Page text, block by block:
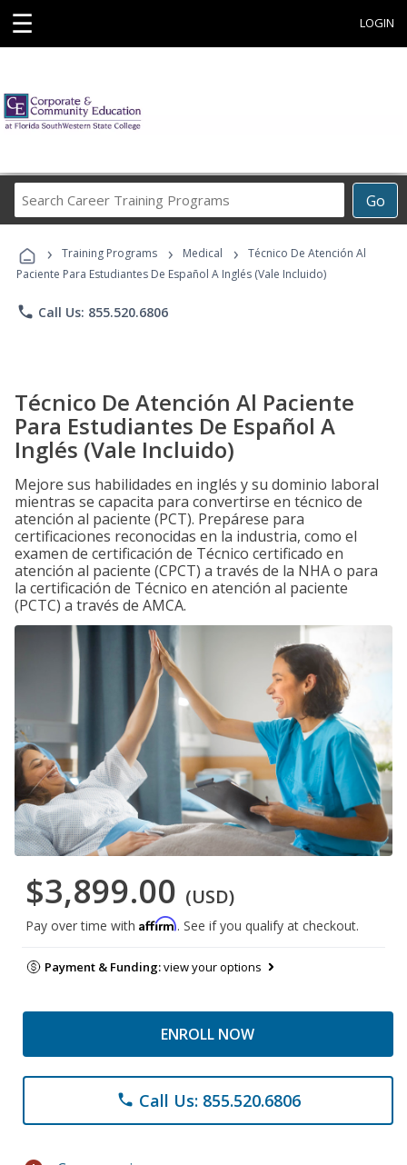
☰ LOGIN
Go
Career
Programs
› Training Programs › Medical ›
Técnico De Atención Al
Paciente Para Estudiantes De Español A Inglés (Vale Incluido)
phone Call Us: 855.520.6806
Técnico De Atención Al Paciente
Para Estudiantes De Español A
Inglés (Vale Incluido)
Mejore sus habilidades en inglés y su dominio laboral
mientras se capacita para convertirse en técnico de
atención al paciente (PCT). Prepárese para
certificaciones reconocidas en la industria, como el
examen de certificación de Técnico certificado en
atención al paciente (CPCT) a través de la NHA o para
la certificación de Técnico en atención al paciente
(PCTC) a través de AMCA.
$3,899.00 (USD)
Pay over time with Affirm. See if you qualify at checkout.
Payment & Funding:view your options
ENROLL NOW
phone Call Us: 855.520.6806